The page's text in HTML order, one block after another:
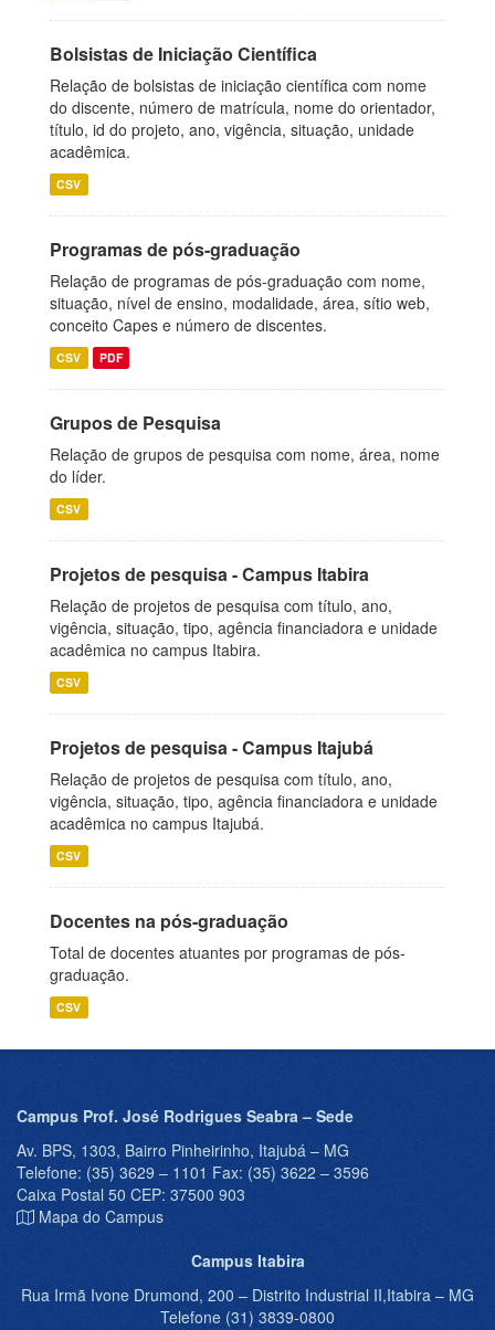
Bolsistas de Iniciação Científica
Relação de bolsistas de iniciação científica com nome
do discente, número de matrícula, nome do orientador,
título, id do projeto, ano, vigência, situação, unidade
acadêmica.
CSV
Programas de pós-graduação
Relação de programas de pós-graduação com nome,
situação, nível de ensino, modalidade, área, sítio web,
conceito Capes e número de discentes.
CSV PDF
Grupos de Pesquisa
Relação de grupos de pesquisa com nome, área, nome
do líder.
CSV
Projetos de pesquisa - Campus Itabira
Relação de projetos de pesquisa com título, ano,
vigência, situação, tipo, agência financiadora e unidade
acadêmica no campus Itabira.
CSV
Projetos de pesquisa - Campus Itajubá
Relação de projetos de pesquisa com título, ano,
vigência, situação, tipo, agência financiadora e unidade
acadêmica no campus Itajubá.
CSV
Docentes na pós-graduação
Total de docentes atuantes por programas de pós-
graduação.
CSV
Campus Prof. José Rodrigues Seabra – Sede
Av. BPS, 1303, Bairro Pinheirinho, Itajubá – MG
Telefone: (35) 3629 – 1101 Fax: (35) 3622 – 3596
Caixa Postal 50 CEP: 37500 903
Mapa do Campus
Campus Itabira
Rua Irmã Ivone Drumond, 200 – Distrito Industrial II,Itabira – MG
Telefone (31) 3839-0800